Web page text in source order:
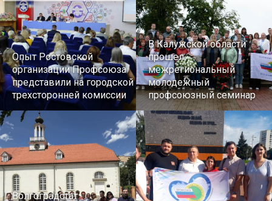
Опыт Ростовской
организации Профсоюза
представили на городской
трехсторонней комиссии
В Калужской области
прошел
межрегиональный
молодежный
профсоюзный семинар
Волгоградстат